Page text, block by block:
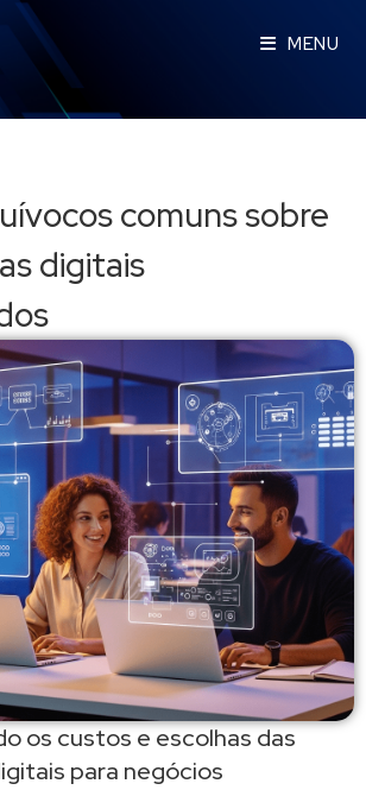
MENU
comuns sobre
digitais
os custos e escolhas das
para negócios